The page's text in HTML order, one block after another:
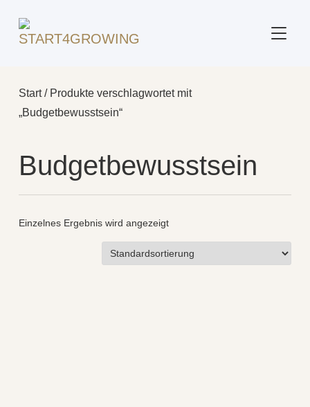
Start/ Produkte verschlagwortet mit
„Budgetbewusstsein“
Budgetbewusstsein
Einzelnes Ergebnis wird angezeigt